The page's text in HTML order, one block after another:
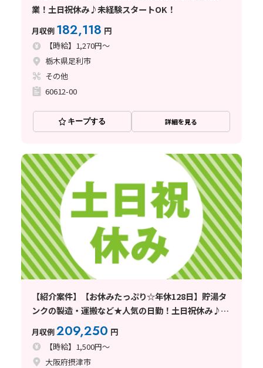
業！土日祝休み♪未経験スタートOK！
月収例 182,118 円
【時給】1,270円～
栃木県足利市
その他
60612-00
キープする 詳細を見る
【紹介案件】【お休みたっぷり☆年休128日】貯湯タ
ンクの製造・運搬など★人気の日勤！土日祝休み♪未
経験歓迎！
月収例209,250 円
【時給】1,500円～
大阪府摂津市